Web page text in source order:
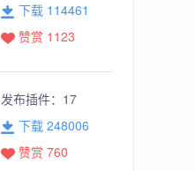
下载 114461
赞赏 1123
发布插件： 17
下载 248006
赞赏 760